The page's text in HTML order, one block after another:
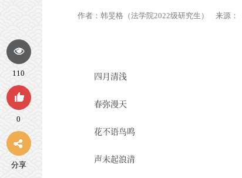
作者： 韩旻格（法学院2022级研究生） 来源：
四月清浅
春弥漫天
花不语鸟鸣
声未起浪清
110
0
分享